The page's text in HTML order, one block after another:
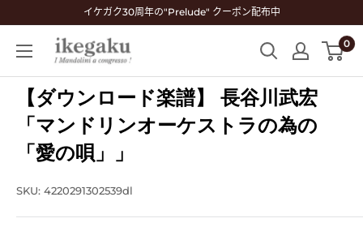
ン
イケガク30周年の"Prelude" クーポン配布中
Mandolin
&
Guitar
Shop
ikegaku
0
【ダウンロード楽譜】 長谷川武宏
「マンドリンオーケストラの為の
「愛の唄」」
SKU: 4220291302539dl